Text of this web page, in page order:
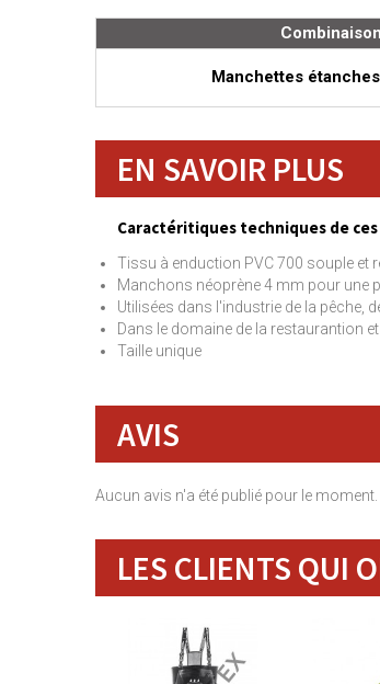
Combinaison
Manchettes
EN SAVOIR PLUS
Caractéritiques techniques de
Tissu à enduction PVC 700 souple et
Manchons néoprène 4 mm pour une
Utilisées dans l'industrie de la pêche,
Dans le domaine de la restaurantion
Taille unique
AVIS
Aucun avis n'a été publié pour le moment.
LES CLIENTS QUI